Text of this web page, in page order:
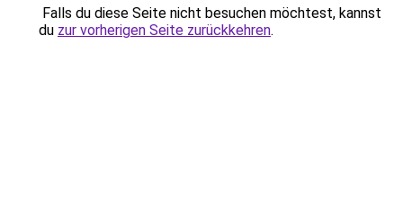
Falls du diese Seite nicht besuchen möchtest, kannst
du zur vorherigen Seite zurückkehren.